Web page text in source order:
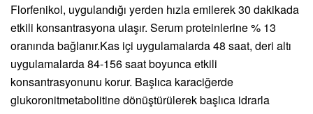
Florfenikol, uygulandığı yerden hızla emilerek 30 dakikada
etkili konsantrasyona ulaşır. Serum proteinlerine % 13
oranında bağlanır.Kas içi uygulamalarda 48 saat, deri altı
uygulamalarda 84-156 saat boyunca etkili
konsantrasyonunu korur. Başlıca karaciğerde
glukoronitmetabolitine dönüştürülerek başlıca idrarla